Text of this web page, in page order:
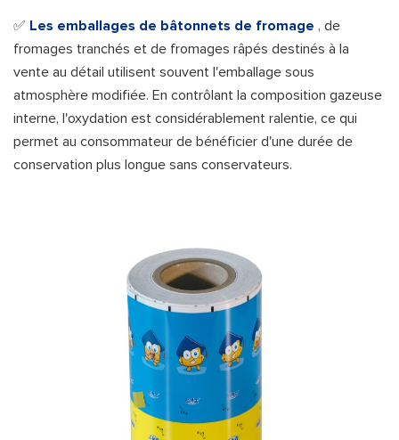
✅ Les emballages de bâtonnets de fromage , de
fromages tranchés et de fromages râpés destinés à la
vente au détail utilisent souvent l'emballage sous
atmosphère modifiée. En contrôlant la composition gazeuse
interne, l'oxydation est considérablement ralentie, ce qui
permet au consommateur de bénéficier d'une durée de
conservation plus longue sans conservateurs.